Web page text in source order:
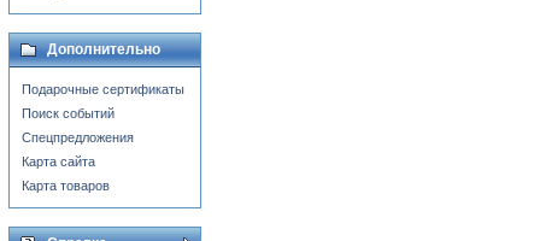
Дополнительно
Подарочные сертификаты
Поиск событий
Спецпредложения
Карта сайта
Карта товаров